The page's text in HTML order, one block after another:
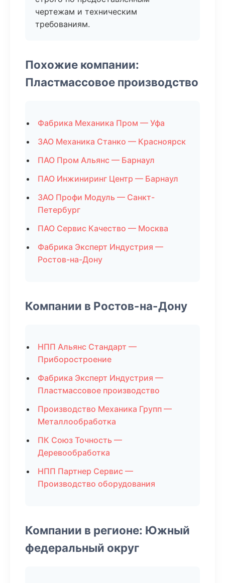
чертежам и техническим
требованиям.
Похожие компании:
Пластмассовое производство
Фабрика Механика Пром — Уфа
ЗАО Механика Станко — Красноярск
ПАО Пром Альянс — Барнаул
ПАО Инжиниринг Центр — Барнаул
ЗАО Профи Модуль — Санкт-
Петербург
ПАО Сервис Качество — Москва
Фабрика Эксперт Индустрия —
Ростов-на-Дону
Компании в Ростов-на-Дону
НПП Альянс Стандарт —
Приборостроение
Фабрика Эксперт Индустрия —
Пластмассовое производство
Производство Механика Групп —
Металлообработка
ПК Союз Точность —
Деревообработка
НПП Партнер Сервис —
Производство оборудования
Компании в регионе: Южный
федеральный округ